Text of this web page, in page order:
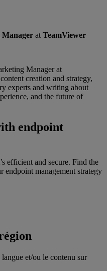
at TeamViewer
Manager at
creation and strategy,
experts and writing about
and the future of
endpoint
efficient and secure. Find the
endpoint management strategy
et/ou le contenu sur